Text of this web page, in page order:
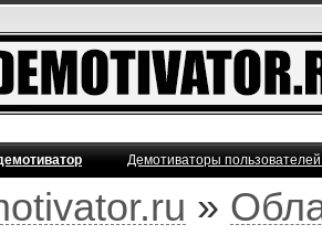
Демотиваторы
»